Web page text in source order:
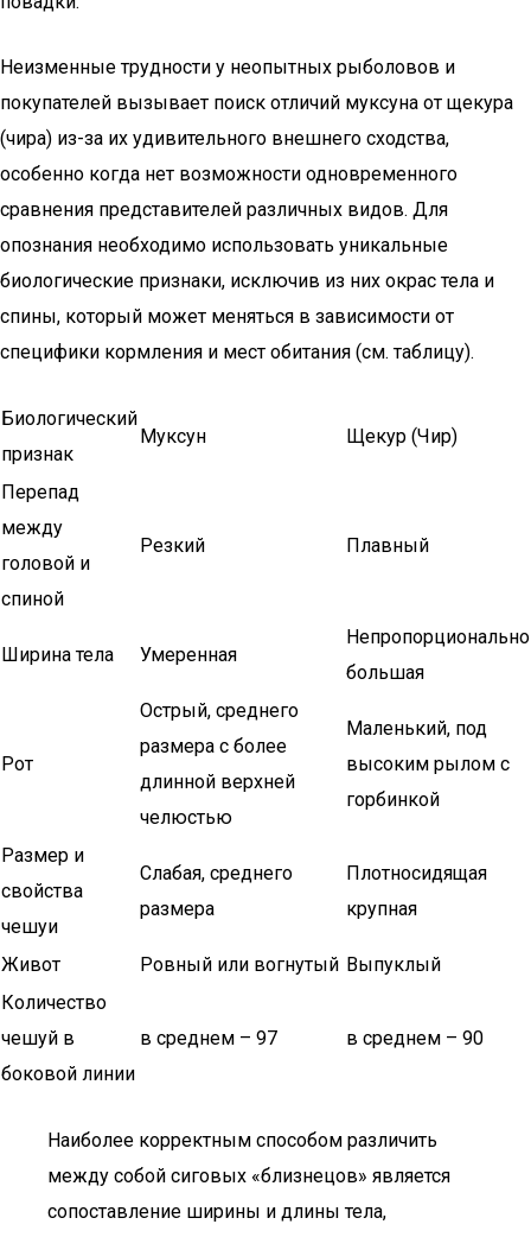
Неизменные трудности у неопытных рыболовов и
покупателей вызывает поиск отличий муксуна от щекура
(чира) из-за их удивительного внешнего сходства,
особенно когда нет возможности одновременного
сравнения представителей различных видов. Для
опознания необходимо использовать уникальные
биологические признаки, исключив из них окрас тела и
спины, который может меняться в зависимости от
специфики кормления и мест обитания (см. таблицу).
Биологический
признак
Муксун Щекур (Чир)
Перепад
между
головой и
спиной
Резкий Плавный
Ширина тела Умеренная
Непропорционально
большая
Рот
Острый, среднего
размера с более
длинной верхней
челюстью
Маленький, под
высоким рылом с
горбинкой
Размер и
свойства
чешуи
Слабая, среднего
размера
Плотносидящая
крупная
Живот Ровный или вогнутый Выпуклый
Количество
чешуй в
боковой линии
в среднем – 97 в среднем – 90
Наиболее корректным способом различить
между собой сиговых «близнецов» является
сопоставление ширины и длины тела,